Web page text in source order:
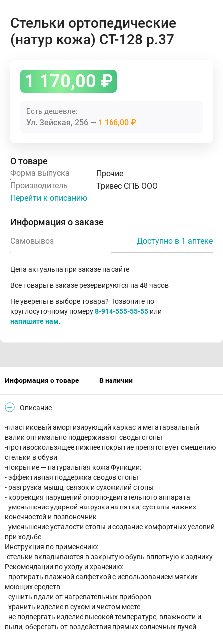
Стельки ортопедические
(натур кожа) СТ-128 р.37
1 170,00 ₽
Есть дешевле:
Ул. Зейская, 256 1 166,00 ₽
О товаре
Форма выпуска
Прочие
Производитель
Тривес СПБ ООО
Перейти к описанию
Информация о заказе
Самовывоз Доступно в 1 аптеке
Цена актуальна при заказе на сайте
Все товары в заказе резервируются на 48 часов
Не уверены в выборе товара? Позвоните по
круглосуточному номеру8-914-555-55-55 или
напишите нам.
Информация о товаре В наличии
Описание
-пластиковый амортизирующий каркас и метатарзальный
валик оптимально поддерживают своды стопы
-противоскользящее нижнее покрытие препятствует смещению
стельки в обуви
-покрытие — натуральная кожа Функции:
- эффективная поддержка сводов стопы
- разгрузка мышц, связок и сухожилий стопы
- коррекция нарушений опорно-двигательного аппарата
- уменьшение ударной нагрузки на пятки, суставы нижних
конечностей и позвоночник
- уменьшение усталости стопы и создание комфортных условий
при ходьбе
Инструкция по применению:
-стельки вкладываются в закрытую обувь вплотную к заднику
Рекомендации по уходу и хранению:
- протирать влажной салфеткой с использованием мягких
моющих средств
- сушить вдали от нагревательных приборов
- хранить изделие в сухом и чистом месте
- не подвергать изделие высокой температуре, влажности и
пыли, оберегать от воздействия прямых солнечных лучей